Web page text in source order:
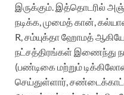
இருக்கும். இத்தொடரில்
நடிக்க, முமைத் கான்,
R, சம்யுக்தா ஹோமத்
நட்சத்திரங்கள் இணைந்து
(பண்டிகை மற்றும்
செய்துள்ளார்,